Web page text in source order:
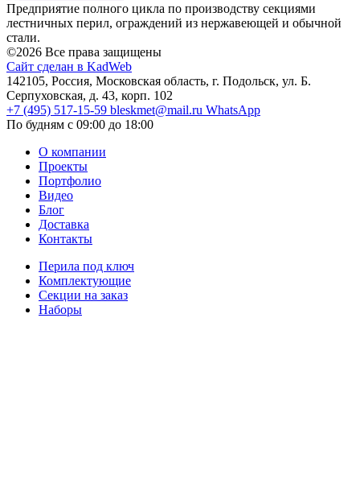
Предприятие полного цикла по производству секциями
лестничных перил, ограждений из нержавеющей и обычной
стали.
©2026 Все права защищены
Сайт сделан в KadWeb
142105, Россия, Московская область, г. Подольск, ул. Б.
Серпуховская, д. 43, корп. 102
+7 (495) 517-15-59 bleskmet@mail.ru WhatsApp
По будням с 09:00 до 18:00
О компании
Проекты
Портфолио
Видео
Блог
Доставка
Контакты
Перила под ключ
Комплектующие
Секции на заказ
Наборы